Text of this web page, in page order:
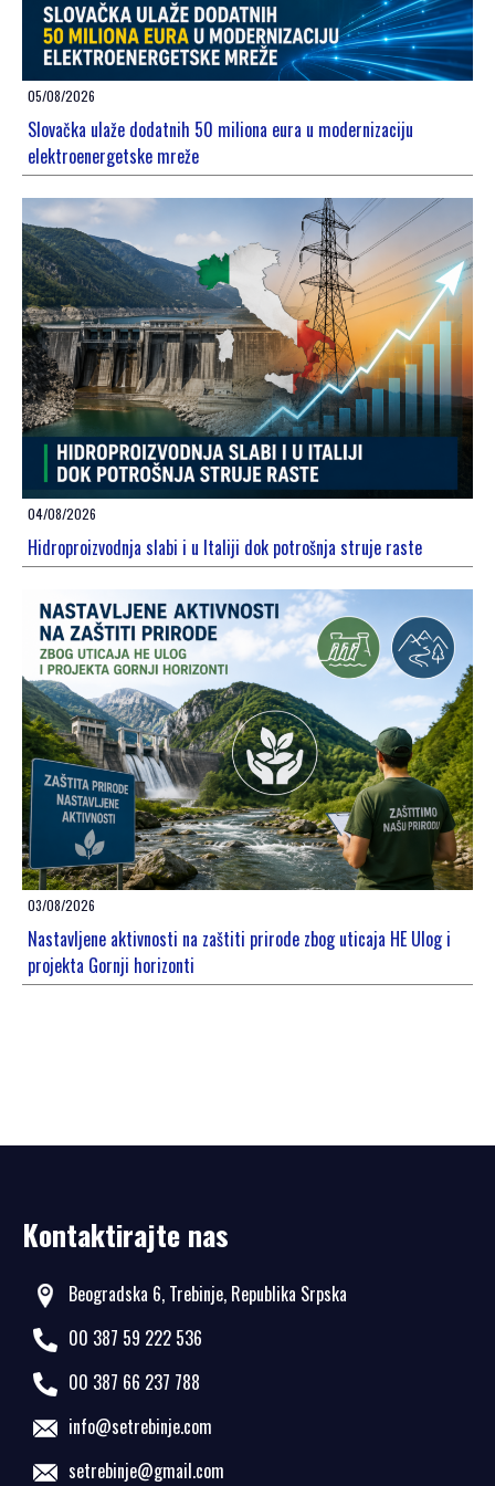
05/08/2026
Slovačka ulaže dodatnih 50 miliona eura u modernizaciju
elektroenergetske mreže
04/08/2026
Hidroproizvodnja slabi i u Italiji dok potrošnja struje raste
03/08/2026
Nastavljene aktivnosti na zaštiti prirode zbog uticaja HE Ulog i
projekta Gornji horizonti
Kontaktirajte nas
Beogradska 6, Trebinje, Republika Srpska
00 387 59 222 536
00 387 66 237 788
info@setrebinje.com
setrebinje@gmail.com